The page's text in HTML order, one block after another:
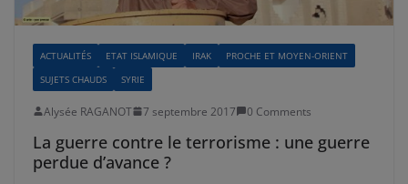
ACTUALITÉS ETAT ISLAMIQUE IRAK
PROCHE ET MOYEN-ORIENT
SUJETS CHAUDS
SYRIE
Alysée RAGANOT 7 septembre 2017 0 Comments
La guerre contre le terrorisme : une guerre
perdue d’avance ?